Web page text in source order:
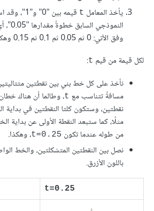
يأخذ المعامل t
قيمه بين "0"
وفق الآتي: 0 ثم 0.05 ثم 0.1 ثم 0.15 وهكذا.
لكل قيمة من قيم t
:
نأخذ على كل خط بني بين نقطتين
مسافةً تتناسب مع t، وطالما أن هناك
نقطتين، وستكون كلتا النقطتين في بداية
من طوله عندما تكون t=0.25، وهكذا.
نصل بين النقطتين المتشكلتين، والخط
باللون الأزرق.
t=0.25